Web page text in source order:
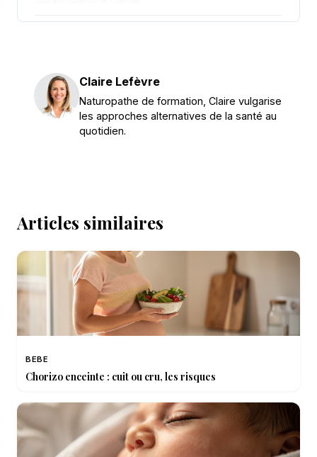
Claire Lefèvre
Naturopathe de formation, Claire vulgarise
les approches alternatives de la santé au
quotidien.
Articles similaires
BEBE
Chorizo enceinte : cuit ou cru, les risques